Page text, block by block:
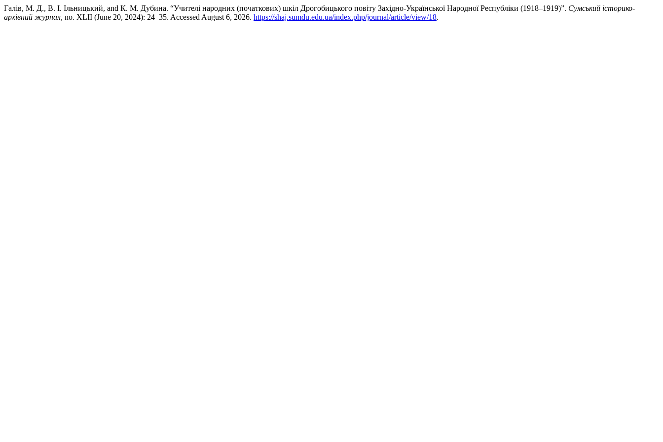
Галів, М. Д., В. І. Ільницький, and К. М. Дубина. “Учителі народних (початкових) шкіл Дрогобицького повіту Західно-Української Народної Республіки (1918–1919)”. Сумський історико-
архівний журнал, no. XLII (June 20, 2024): 24–35. Accessed August 6, 2026. https://shaj.sumdu.edu.ua/index.php/journal/article/view/18.